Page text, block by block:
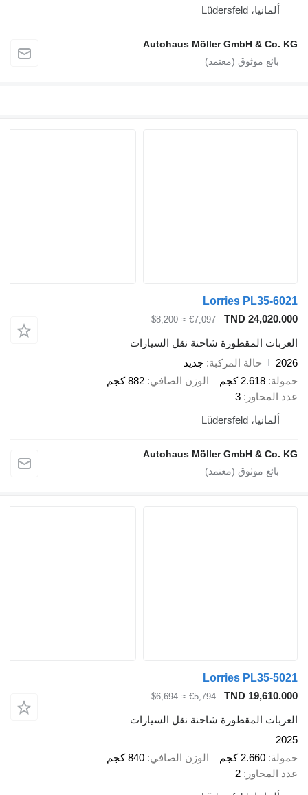
Autohaus Möller GmbH
Lorries
TND
€7,097
≈ $8,200
شاحنة نقل السيارات
المركبة جديد
كجم
الوزن الصافي 882 كجم
3
Autohaus Möller GmbH
Lorries
TND
€5,794
≈ $6,694
شاحنة نقل السيارات
كجم الوزن الصافي 840 كجم
2